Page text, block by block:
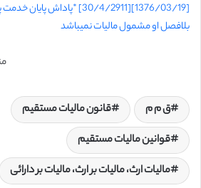
[1376/03/19][30/4/2911]
بلافصل او مشمول مالیات نمیباشد
ق م م
قانون مالیات مستقیم
قوانین مالیات مستقیم
مالیات ارث، مالیات بر ارث، مالیات بر دارائی